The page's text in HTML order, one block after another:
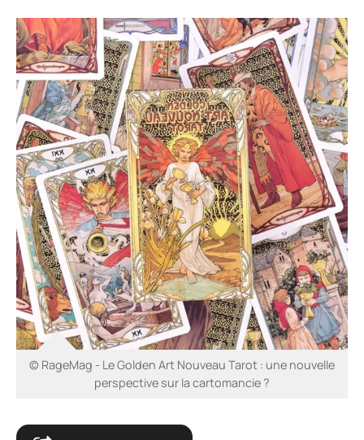
© RageMag - Le Golden Art Nouveau Tarot : une nouvelle
perspective sur la cartomancie ?